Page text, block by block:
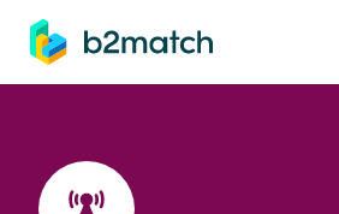
springen